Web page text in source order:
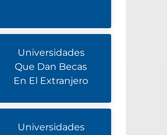
Universidades
Que Dan Becas
En El Extranjero
Universidades